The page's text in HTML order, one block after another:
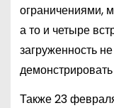
ограничениями,
а то и четыре
загруженность
Также 23